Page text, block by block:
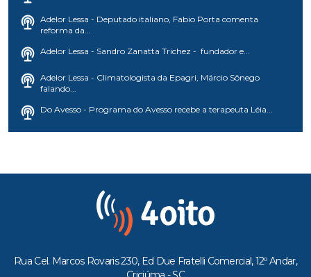
Adelor Lessa - Deputado italiano, Fabio Porta comenta
reforma da...
Adelor Lessa - Sandro Zanatta Trichez - fundador e...
Adelor Lessa - Climatologista da Epagri, Márcio Sônego
falando...
Do Avesso - Programa do Avesso recebe a terapeuta Léia...
Rua Cel. Marcos Rovaris 230, Ed Due Fratelli Comercial, 12º Andar,